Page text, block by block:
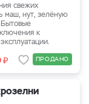
свежих
маш, нут, зелёную
Бытовые
к
₽ ПРОДАНО